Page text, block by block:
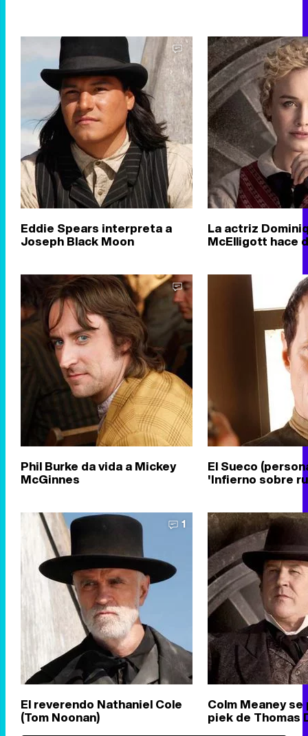
Eddie Spears interpreta a
Joseph Black Moon
La actriz
McElligott hace
Phil Burke da vida a Mickey
McGinnes
El Sueco
'Infierno sobre
1
El reverendo Nathaniel Cole
(Tom Noonan)
Colm Meaney se
piek de Thomas